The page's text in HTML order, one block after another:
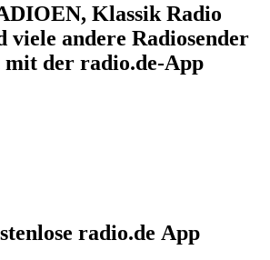
Klassik Radio
viele andere Radiosender
mit der radio.de-App
radio.de App